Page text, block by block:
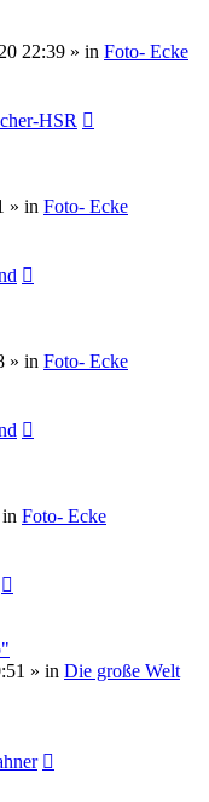
22:39 » in Foto- Ecke
HSR
» in Foto- Ecke
» in Foto- Ecke
Foto- Ecke
» in Die große Welt